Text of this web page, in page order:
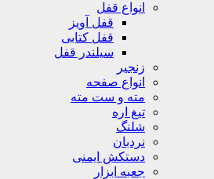
انواع قفل
قفل آویز
قفل کتابی
سیلندر قفل
زنجیر
انواع صفحه
مته و ست مته
تیغ اره
شلنگ
نردبان
دستکش ایمنی
جعبه ابزار